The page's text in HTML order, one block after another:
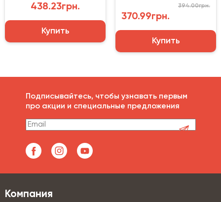
438.23грн.
Купить
370.99грн.
394.00грн.
Купить
Подписывайтесь, чтобы узнавать первым
про акции и специальные предложения
Компания